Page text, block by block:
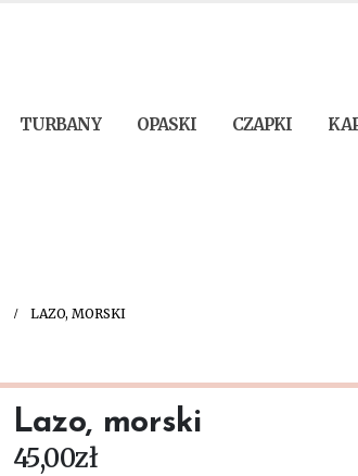
TURBANY OPASKI CZAPKI
LAZO, MORSKI
Lazo, morski
45,00zł